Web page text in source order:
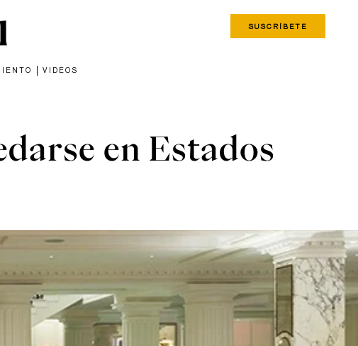
SUSCRÍBETE
VIDEOS
en Estados